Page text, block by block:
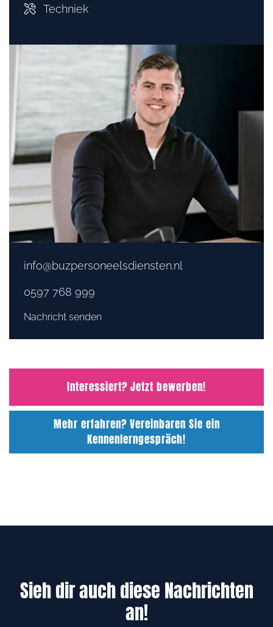
Techniek
info@buzpersoneelsdiensten.nl
0597 768 999
Nachricht senden
Interessiert? Jetzt bewerben!
Mehr erfahren? Vereinbaren Sie ein
Kennenlerngespräch!
Sieh dir auch diese Nachrichten
an!